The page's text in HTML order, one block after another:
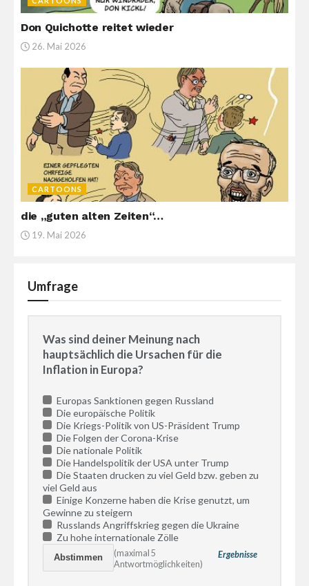
Don Quichotte reitet wieder
26. Mai 2026
CARTOONS
die „guten alten Zeiten“…
19. Mai 2026
Umfrage
Was sind deiner Meinung nach
hauptsächlich die Ursachen für die
Inflation in Europa?
Europas Sanktionen gegen Russland
Die europäische Politik
Die Kriegs-Politik von US-Präsident Trump
Die Folgen der Corona-Krise
Die nationale Politik
Die Handelspolitik der USA unter Trump
Die Staaten drucken zu viel Geld bzw. geben zu
viel Geld aus
Einige Konzerne haben die Krise genutzt, um
Gewinne zu steigern
Russlands Angriffskrieg gegen die Ukraine
Zu hohe internationale Zölle
Ergebnisse
(maximal 5
Antwortmöglichkeiten)